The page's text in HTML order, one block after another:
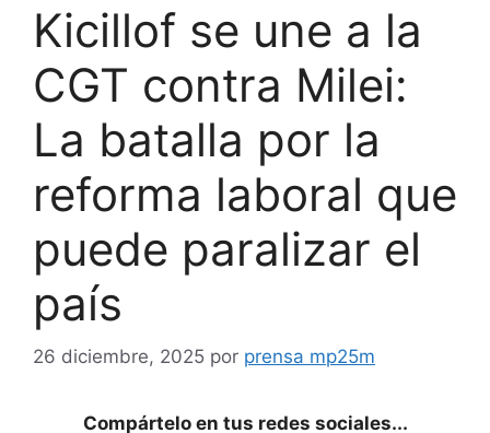
Kicillof se une a la
CGT contra Milei:
La batalla por la
reforma laboral que
puede paralizar el
país
26 diciembre, 2025 por prensa mp25m
Compártelo en tus redes sociales...